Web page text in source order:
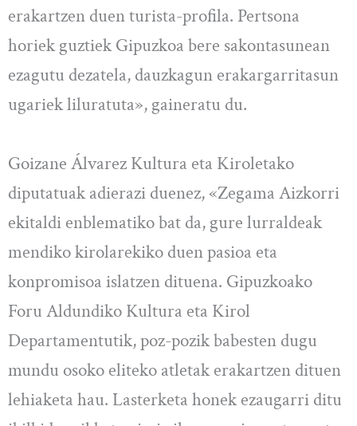
erakartzen duen turista-profila. Pertsona
horiek guztiek Gipuzkoa bere sakontasunean
ezagutu dezatela, dauzkagun erakargarritasun
ugariek liluratuta», gaineratu du.
Goizane Álvarez Kultura eta Kiroletako
diputatuak adierazi duenez, «Zegama Aizkorri
ekitaldi enblematiko bat da, gure lurraldeak
mendiko kirolarekiko duen pasioa eta
konpromisoa islatzen dituena. Gipuzkoako
Foru Aldundiko Kultura eta Kirol
Departamentutik, poz-pozik babesten dugu
mundu osoko eliteko atletak erakartzen dituen
lehiaketa hau. Lasterketa honek ezaugarri ditu